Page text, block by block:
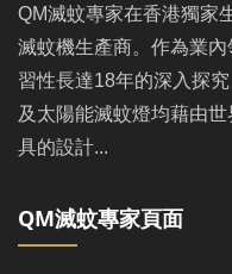
QM滅蚊專家在香港獨家
滅蚊機生產商。作為業
習性長達18年的深入探
及太陽能滅蚊燈均藉由
具的設計...
QM滅蚊專家頁面